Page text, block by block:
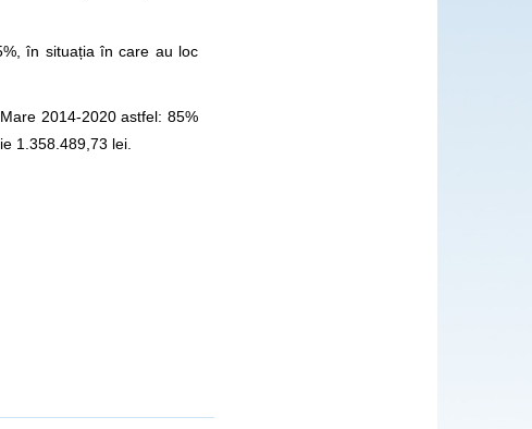
în situația în care au loc
2014-2020 astfel: 85%
1.358.489,73 lei.